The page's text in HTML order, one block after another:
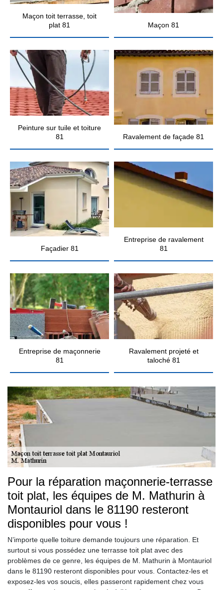
Maçon toit terrasse, toit
plat 81
Maçon 81
Peinture sur tuile et toiture
81
Ravalement de façade 81
Façadier 81
Entreprise de ravalement
81
Entreprise de maçonnerie
81
Ravalement projeté et
taloché 81
Pour la réparation maçonnerie-terrasse
toit plat, les équipes de M. Mathurin à
Montauriol dans le 81190 resteront
disponibles pour vous !
N’importe quelle toiture demande toujours une réparation. Et
surtout si vous possédez une terrasse toit plat avec des
problèmes de ce genre, les équipes de M. Mathurin à Montauriol
dans le 81190 resteront disponibles pour vous. Contactez-les et
exposez-les vos soucis, elles passeront rapidement chez vous